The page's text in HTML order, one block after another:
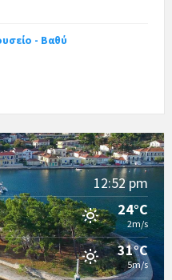
- Βαθύ
12:52 pm
24°C
2m/s
31°C
5m/s